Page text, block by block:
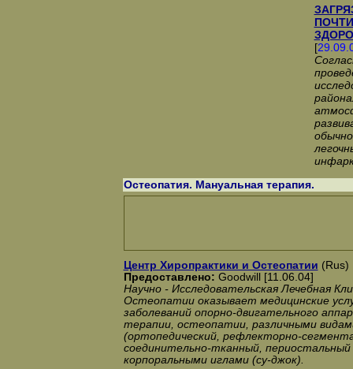
[
Остеопатия. Мануальная терапия.
Центр Хиропрактики и Остеопатии
Предоставлено: Goodwill [11.06.04]
Научно - Исследовательская Лечебная
Остеопатии оказывает медицинские
заболеваний опорно-двигательного
терапии, остеопатии, различными
(ортопедический, рефлекторно-
соединительно-тканный, периостальный
корпоральными иглами (су-джок).